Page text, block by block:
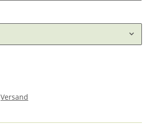
Versand